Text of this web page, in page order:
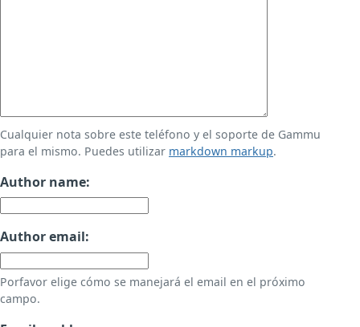
Cualquier nota sobre este teléfono y el soporte de Gammu
para el mismo. Puedes utilizar markdown markup.
Author name:
Author email:
Porfavor elige cómo se manejará el email en el próximo
campo.